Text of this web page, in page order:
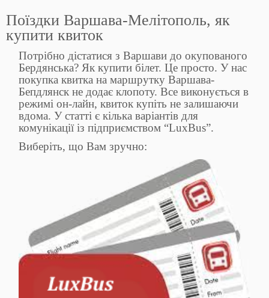
Поїздки Варшава-Мелітополь, як
купити квиток
Потрібно дістатися з Варшави до окупованого
Бердянська? Як купити білет. Це просто. У нас
покупка квитка на маршрутку Варшава-
Бепдлянск не додає клопоту. Все виконується в
режимі он-лайн, квиток купіть не залишаючи
вдома. У статті є кілька варіантів для
комунікації із підприємством “LuxBus”.
Виберіть, що Вам зручно: